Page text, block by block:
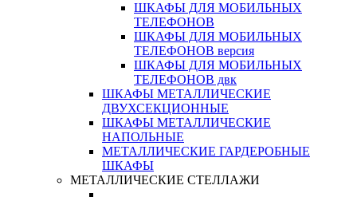
ШКАФЫ ДЛЯ МОБИЛЬНЫХ
ТЕЛЕФОНОВ
ШКАФЫ ДЛЯ МОБИЛЬНЫХ
ТЕЛЕФОНОВ версия
ШКАФЫ ДЛЯ МОБИЛЬНЫХ
ТЕЛЕФОНОВ двк
ШКАФЫ МЕТАЛЛИЧЕСКИЕ
ДВУХСЕКЦИОННЫЕ
ШКАФЫ МЕТАЛЛИЧЕСКИЕ
НАПОЛЬНЫЕ
МЕТАЛЛИЧЕСКИЕ ГАРДЕРОБНЫЕ
ШКАФЫ
МЕТАЛЛИЧЕСКИЕ СТЕЛЛАЖИ